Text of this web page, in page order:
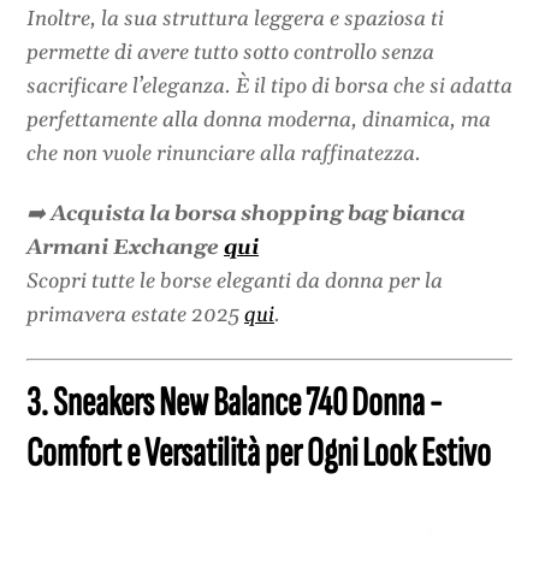
Inoltre, la sua struttura leggera e spaziosa ti
permette di avere tutto sotto controllo senza
sacrificare l’eleganza. È il tipo di borsa che si adatta
perfettamente alla donna moderna, dinamica, ma
che non vuole rinunciare alla raffinatezza.
➡️Acquista la borsa shopping bag bianca
Armani Exchangequi
Scopri tutte le borse eleganti da donna per la
primavera estate 2025qui.
3. Sneakers New Balance 740 Donna -
Comfort e Versatilità per Ogni Look Estivo